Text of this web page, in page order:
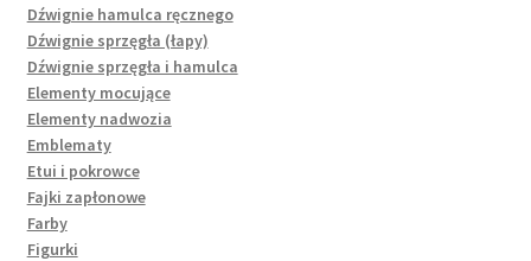
Dźwignie hamulca ręcznego
Dźwignie sprzęgła (łapy)
Dźwignie sprzęgła i hamulca
Elementy mocujące
Elementy nadwozia
Emblematy
Etui i pokrowce
Fajki zapłonowe
Farby
Figurki